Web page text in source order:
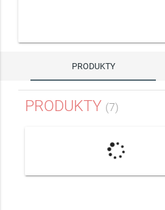
PRODUKTY
PRODUKTY (7)